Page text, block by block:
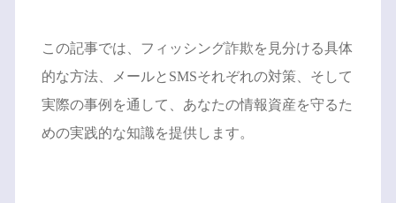
この記事では、フィッシング詐欺を見分ける具体
的な方法、メールとSMSそれぞれの対策、そして
実際の事例を通して、あなたの情報資産を守るた
めの実践的な知識を提供します。